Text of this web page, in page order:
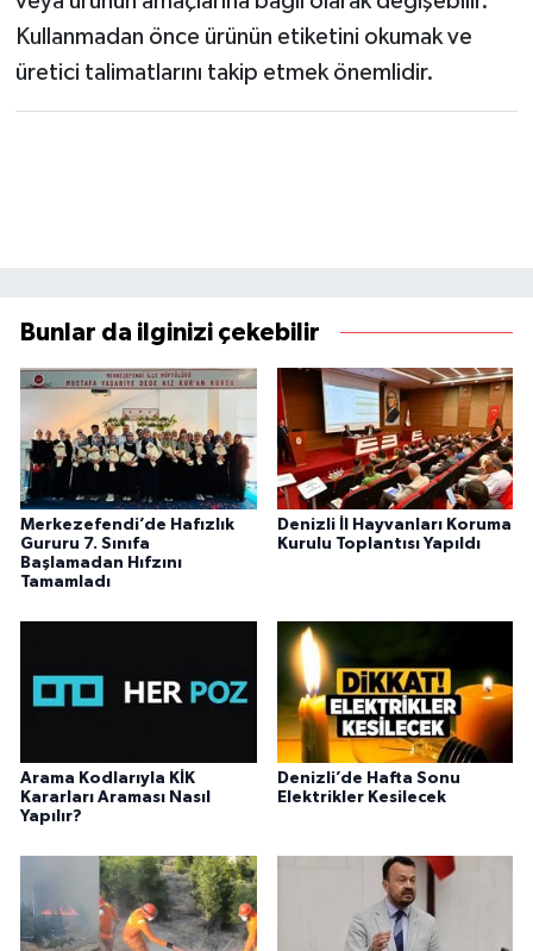
Kullanmadan önce ürünün etiketini okumak ve
üretici talimatlarını takip etmek önemlidir.
Bunlar da ilginizi çekebilir
Merkezefendi’de Hafızlık
Gururu 7. Sınıfa
Başlamadan Hıfzını
Tamamladı
Denizli İl Hayvanları Koruma
Kurulu Toplantısı Yapıldı
Arama Kodlarıyla KİK
Kararları Araması Nasıl
Yapılır?
Denizli’de Hafta Sonu
Elektrikler Kesilecek